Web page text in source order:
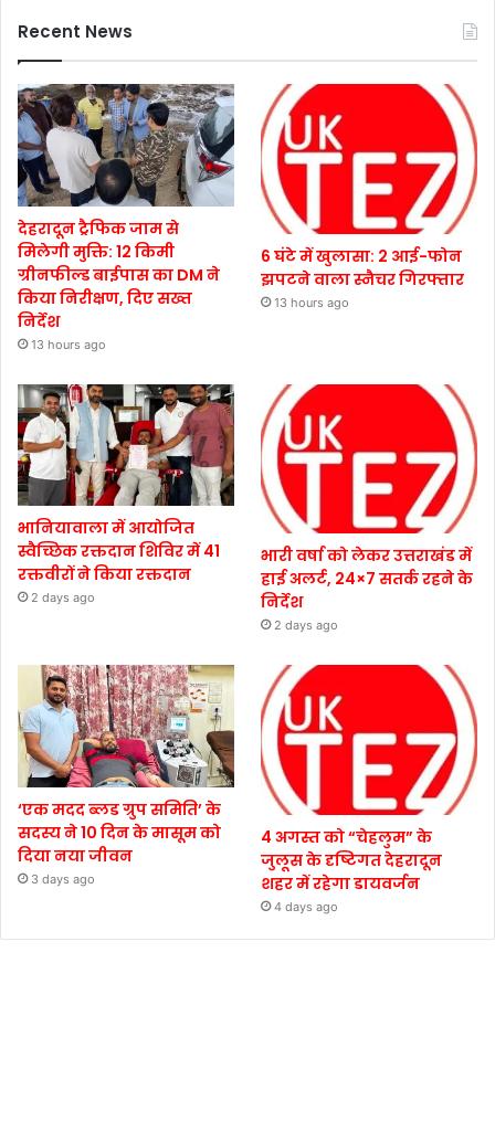
Recent News
देहरादून ट्रैफिक जाम से
मिलेगी मुक्ति: 12 किमी
ग्रीनफील्ड बाईपास का DM ने
किया निरीक्षण, दिए सख्त
निर्देश
13 hours ago
6 घंटे में खुलासा: 2 आई-फोन
झपटने वाला स्नैचर गिरफ्तार
13 hours ago
भानियावाला में आयोजित
स्वैच्छिक रक्तदान शिविर में 41
रक्तवीरों ने किया रक्तदान
2 days ago
भारी वर्षा को लेकर उत्तराखंड में
हाई अलर्ट, 24×7 सतर्क रहने के
निर्देश
2 days ago
‘एक मदद ब्लड ग्रुप समिति’ के
सदस्य ने 10 दिन के मासूम को
दिया नया जीवन
3 days ago
4 अगस्त को “चेहलुम” के
जुलूस के दृष्टिगत देहरादून
शहर में रहेगा डायवर्जन
4 days ago